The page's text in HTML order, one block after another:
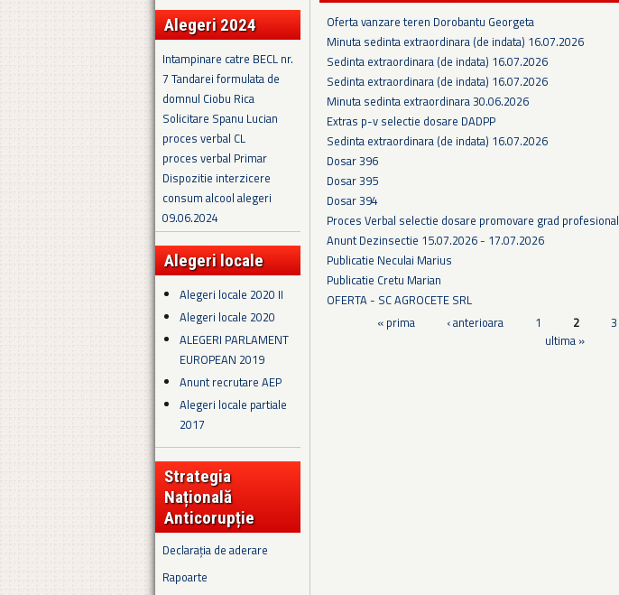
Alegeri 2024
Intampinare catre BECL nr.
7 Tandarei formulata de
domnul Ciobu Rica
Solicitare Spanu Lucian
proces verbal CL
proces verbal Primar
Dispozitie interzicere
consum alcool alegeri
09.06.2024
Alegeri locale
Alegeri locale 2020 II
Alegeri locale 2020
ALEGERI PARLAMENT
EUROPEAN 2019
Anunt recrutare AEP
Alegeri locale partiale
2017
Strategia
Națională
Anticorupție
Declarația de aderare
Rapoarte
Oferta vanzare teren Dorobantu Georgeta
Minuta sedinta extraordinara (de indata) 16.07.2026
Sedinta extraordinara (de indata) 16.07.2026
Sedinta extraordinara (de indata) 16.07.2026
Minuta sedinta extraordinara 30.06.2026
Extras p-v selectie dosare DADPP
Sedinta extraordinara (de indata) 16.07.2026
Dosar 396
Dosar 395
Dosar 394
Proces Verbal selectie dosare promovare grad profesional
Anunt Dezinsectie 15.07.2026 - 17.07.2026
Publicatie Neculai Marius
Publicatie Cretu Marian
OFERTA - SC AGROCETE SRL
Pagini« prima ‹ anterioara 1 2 3
ultima »